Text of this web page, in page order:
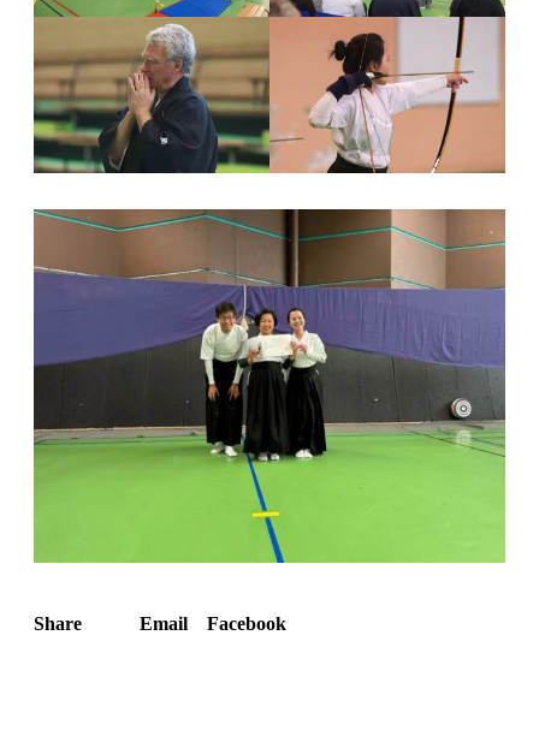
Share Email Facebook